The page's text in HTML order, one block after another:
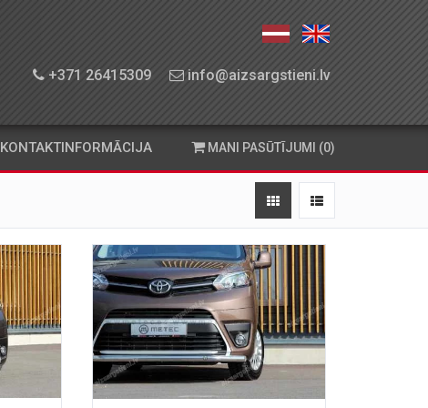
+371 26415309 info@aizsargstieni.lv
KONTAKTINFORMĀCIJA MANI PASŪTĪJUMI (0)